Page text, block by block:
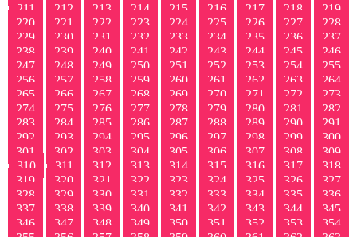
211
212 213 214 215 216 217 218
219
220
221 222 223 224 225 226 227
228
229
230 231 232 233 234 235 236
237
238
239 240 241 242 243 244 245
246
247
248 249 250 251 252 253 254
255
256
257 258 259 260 261 262 263
264
265
266 267 268 269 270 271 272
273
274
275 276 277 278 279 280 281
282
283
284 285 286 287 288 289 290
291
292
293 294 295 296 297 298 299
300
301
302 303 304 305 306 307 308
309
310
311 312 313 314 315 316 317
318
319
320 321 322 323 324 325 326
327
328
329 330 331 332 333 334 335
336
337
338 339 340 341 342 343 344
345
346
347 348 349 350 351 352 353
354